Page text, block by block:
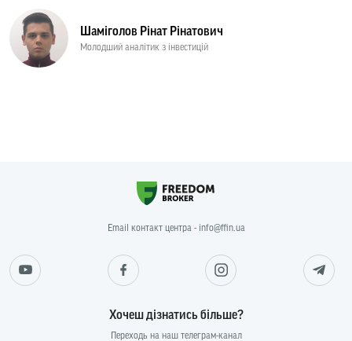
Шаміголов Рінат Рінатович
Молодший аналітик з інвестицій
Email контакт центра - info@ffin.ua
Хочеш дізнатись більше?
Переходь на наш телеграм-канал